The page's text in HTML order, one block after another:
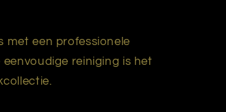
met een professionele
reiniging is het